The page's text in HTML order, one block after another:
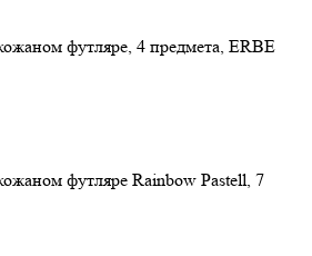
футляре, 4 предмета, ERBE
футляре Rainbow Pastell, 7